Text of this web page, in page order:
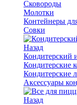
Сковороды
Молотки
Контейнеры
Совки
Назад
Кондитерский
Кондитерские
Кондитерские
Аксессуары
Назад